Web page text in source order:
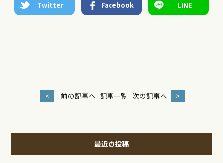
Twitter Facebook LINE
< 前の記事へ 記事一覧 次の記事へ >
最近の投稿